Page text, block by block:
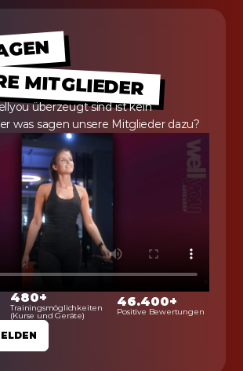
MITGLIEDER
überzeugt sind ist kein
was sagen unsere Mitglieder dazu?
480+
Trainingsmöglichkeiten
(Kurse und Geräte)
46.400+
Positive Bewertungen